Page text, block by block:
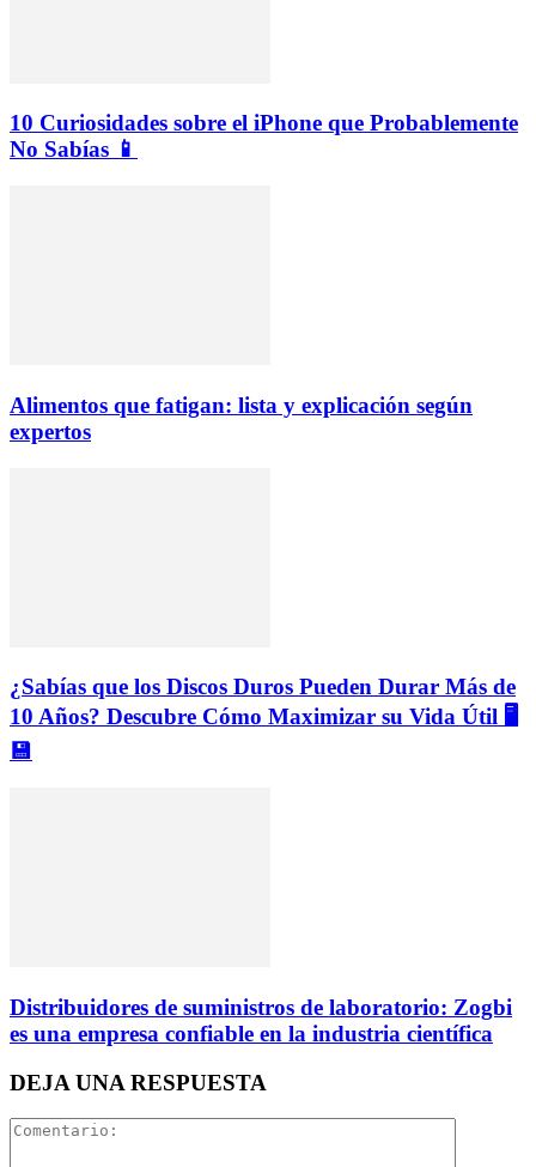
10 Curiosidades sobre el iPhone que Probablemente
No Sabías 📱
Alimentos que fatigan: lista y explicación según
expertos
¿Sabías que los Discos Duros Pueden Durar Más de
10 Años? Descubre Cómo Maximizar su Vida Útil 🖥️
💾
Distribuidores de suministros de laboratorio: Zogbi
es una empresa confiable en la industria científica
DEJA UNA RESPUESTA